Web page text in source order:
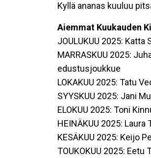
Kyllä ananas kuuluu
Aiemmat Kuukauden
JOULUKUU 2025:
MARRASKUU 2025:
edustusjoukkue
LOKAKUU 2025: Tatu
SYYSKUU 2025: Jani
ELOKUU 2025: Toni
HEINÄKUU 2025:
KESÄKUU 2025: Keijo
TOUKOKUU 2025: Eetu